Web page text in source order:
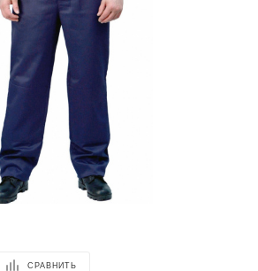
СРАВНИТЬ